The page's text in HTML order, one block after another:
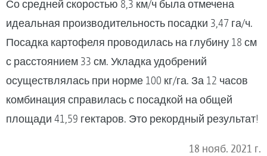
Со средней скоростью 8,3 км/ч была отмечена
идеальная производительность посадки 3,47 га/ч.
Посадка картофеля проводилась на глубину 18 см
с расстоянием 33 см. Укладка удобрений
осуществлялась при норме 100 кг/га. За 12 часов
комбинация справилась с посадкой на общей
площади 41,59 гектаров. Это рекордный результат!
18 нояб. 2021 г.